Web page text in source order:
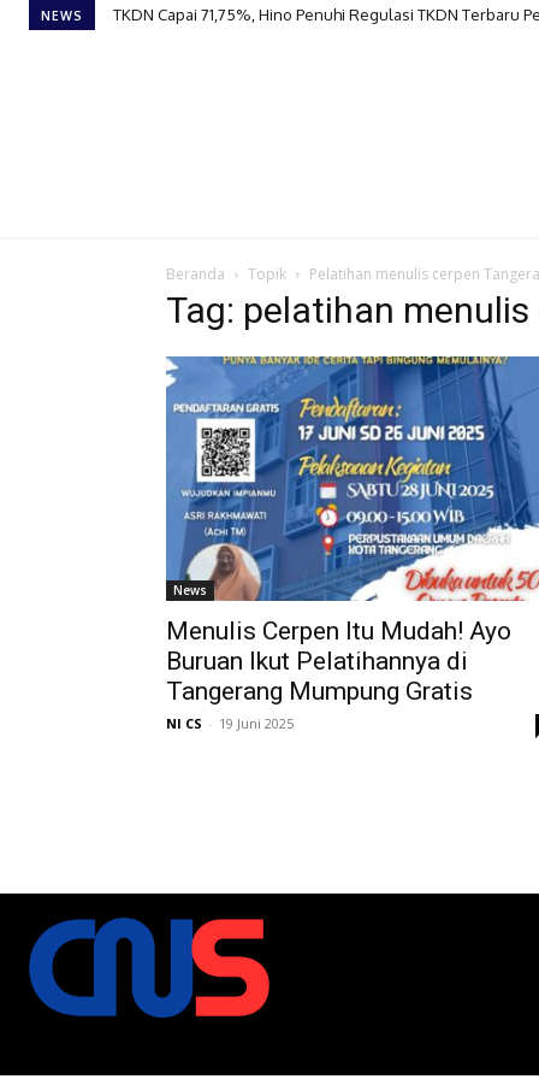
NEWS TKDN Capai 71,75%, Hino Penuhi Regulasi TKDN Terbaru
Beranda Topik Pelatihan menulis cerpen
Tag: pelatihan
News
Menulis Cerpen Itu Mudah! Ayo
Buruan Ikut Pelatihannya di
Tangerang Mumpung Gratis
NI CS - 19 Juni 2025